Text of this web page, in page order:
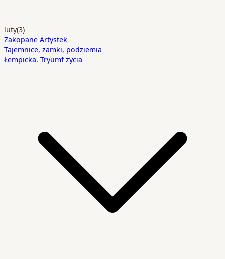
luty(3)
Zakopane Artystek
Tajemnice, zamki, podziemia
Łempicka. Tryumf życia